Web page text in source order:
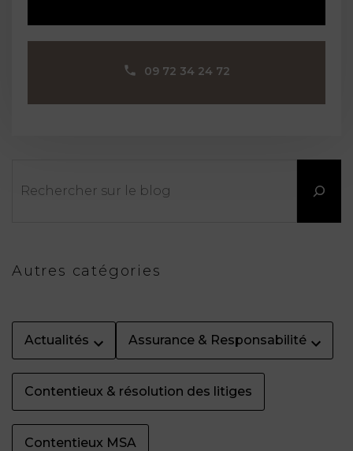
09 72 34 24 72
Autres catégories
Actualités Assurance & Responsabilité
Contentieux & résolution des litiges
Contentieux MSA